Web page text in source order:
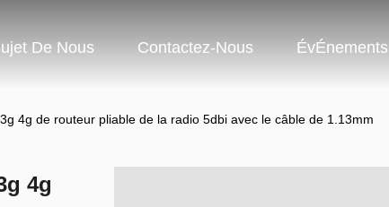
De Nous Contactez-Nous ÉvÉnements
4g de routeur pliable de la radio 5dbi avec le câble de 1.13mm
4g